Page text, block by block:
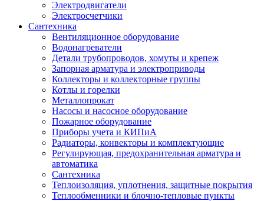
Электродвигатели
Электросчетчики
Сантехника
Вентиляционное оборудование
Водонагреватели
Детали трубопроводов, хомуты и крепеж
Запорная арматура и электроприводы
Коллекторы и коллекторные группы
Котлы и горелки
Металлопрокат
Насосы и насосное оборудование
Пожарное оборудование
Приборы учета и КИПиА
Радиаторы, конвекторы и комплектующие
Регулирующая, предохранительная арматура и
автоматика
Сантехника
Теплоизоляция, уплотнения, защитные покрытия
Теплообменники и блочно-тепловые пункты